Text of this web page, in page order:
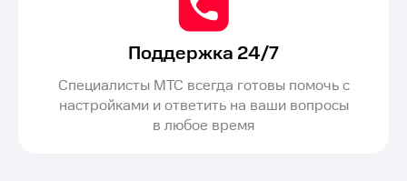
Поддержка 24/7
Специалисты МТС всегда готовы помочь с
настройками и ответить на ваши вопросы
в любое время